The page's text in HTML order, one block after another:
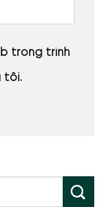
trong trình
tôi.